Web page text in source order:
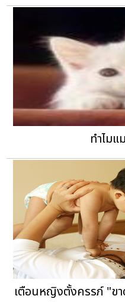
ทำไมแ
เตือนหญิงตั้งครรภ์ "ขา